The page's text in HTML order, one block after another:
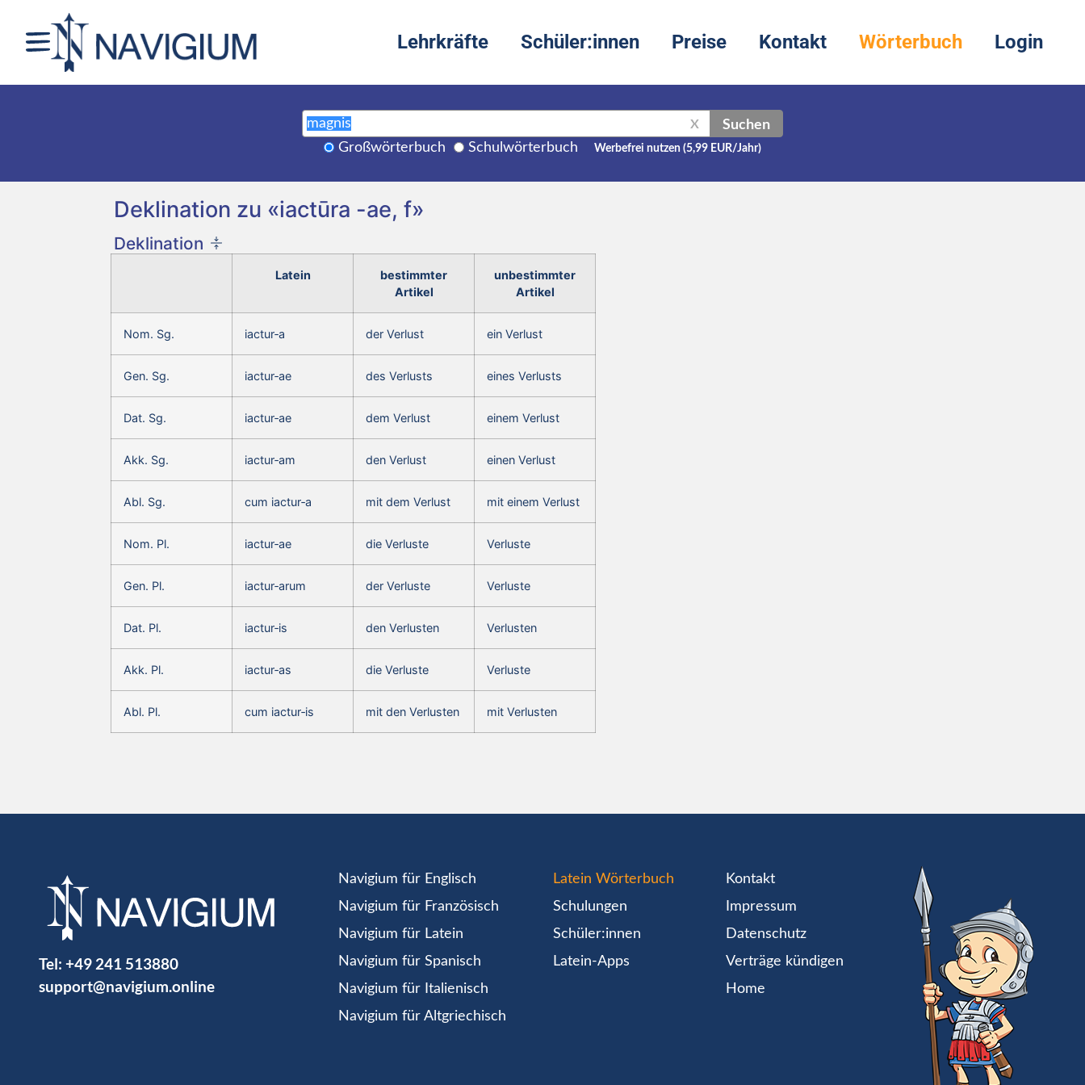
Lehrkräfte Schüler:innen Preise Kontakt Wörterbuch Login
X Suchen
Großwörterbuch Schulwörterbuch Werbefrei nutzen (5,99 EUR/Jahr)
Deklination zu «iactūra -ae, f»
Deklination
Latein
bestimmter
Artikel
unbestimmter
Artikel
Nom. Sg. iactur‑a der Verlust ein Verlust
Gen. Sg. iactur‑ae des Verlusts eines Verlusts
Dat. Sg. iactur‑ae dem Verlust einem Verlust
Akk. Sg. iactur‑am den Verlust einen Verlust
Abl. Sg. cum iactur‑a mit dem Verlust mit einem Verlust
Nom. Pl. iactur‑ae die Verluste Verluste
Gen. Pl. iactur‑arum der Verluste Verluste
Dat. Pl. iactur‑is den Verlusten Verlusten
Akk. Pl. iactur‑as die Verluste Verluste
Abl. Pl. cum iactur‑is mit den Verlusten mit Verlusten
Tel: +49 241 513880
support@navigium.online
Navigium für Englisch
Navigium für Französisch
Navigium für Latein
Navigium für Spanisch
Navigium für Italienisch
Navigium für Altgriechisch
Latein Wörterbuch
Schulungen
Schüler:innen
Latein-Apps
Kontakt
Impressum
Datenschutz
Verträge kündigen
Home